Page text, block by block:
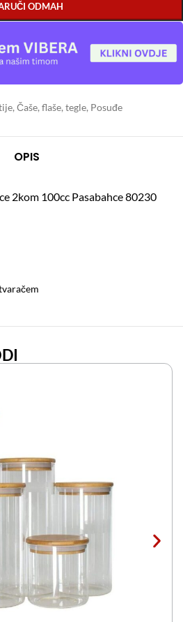
ODMAH
, Čaše, flaše, tegle, Posuđe
OPIS
2kom 100cc Pasabahce 80230